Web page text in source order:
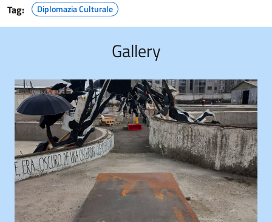
Tag: Diplomazia Culturale
Gallery